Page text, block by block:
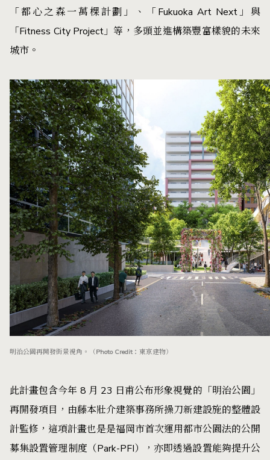
「都心之森一萬棵計劃」、「Fukuoka Art Next」與
「Fitness City Project」等，多頭並進構築豐富樣貌的未來
城市。
明治公園再開發街景視角。（Photo Credit：東京建物）
此計畫包含今年 8 月 23 日甫公布形象視覺的「明治公園」
再開發項目，由藤本壯介建築事務所操刀新建設施的整體設
計監修，這項計畫也是是福岡市首次運用都市公園法的公開
募集設置管理制度（Park-PFI），亦即透過設置能夠提升公